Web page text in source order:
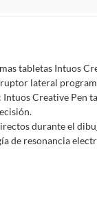
tienen:
productos para
productos para
línea
tabletas Intuos
lateral
Creative Pen
durante el
de resonancia